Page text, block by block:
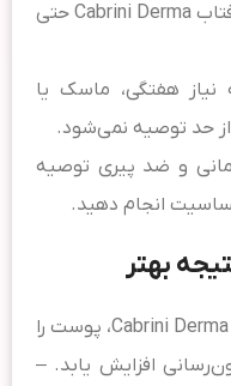
استفاده روزانه از ضد آفتاب Cabrini Derma حتی
نیاز هفتگی، ماسک یا
از حد توصیه نمی‌شود.
و ضد پیری توصیه
انجام دهید.
بهتر
– قبل از استفاده کرم مرطوب‌کننده Cabrini Derma، پوست را
افزایش یابد. –